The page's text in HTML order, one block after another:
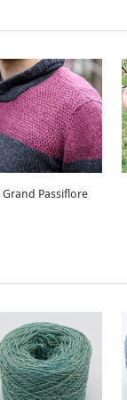
Grand Passiflore